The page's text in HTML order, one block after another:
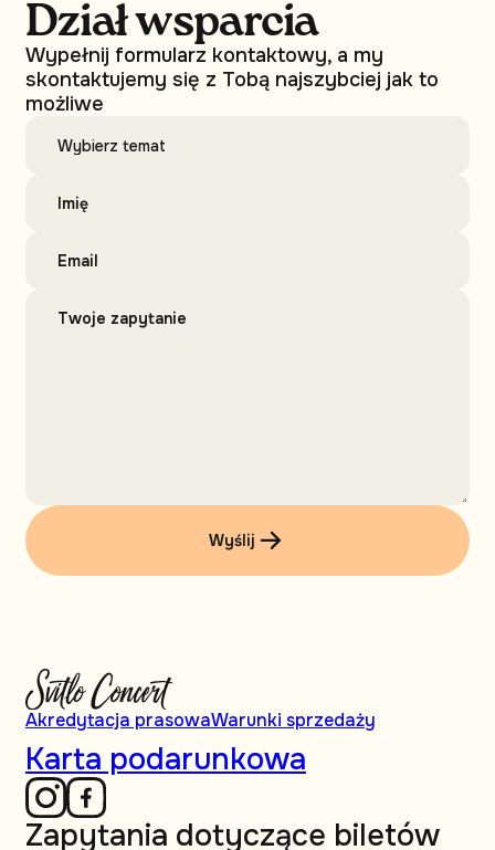
Dział wsparcia
Wypełnij formularz kontaktowy, a my
skontaktujemy się z Tobą najszybciej jak to
możliwe
Wyślij
Akredytacja prasowaWarunki sprzedaży
Karta podarunkowa
Zapytania dotyczące biletów